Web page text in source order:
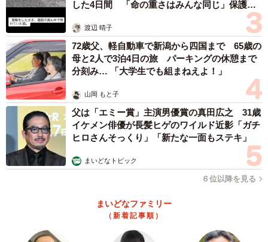
した4日間 「命の重さはみんな同じ」保護団
渡辺 晴子
72歳父、軽自動車で新潟から四国まで 65歳の
母と2人で3泊4日の旅 パーキングの休憩まで
分刻み… 「大学生でも組まねえよ！」
山岡 もと子
父は「エミー賞」主演男優賞の真田広之 31歳
イケメン俳優が長髪ヒゲのワイルド近影「ガチ
ヒロさんそっくり」「新たな一面もステキ」
まいどなトピック
６位以降を見る
まいどなファミリー
（新着記事順）